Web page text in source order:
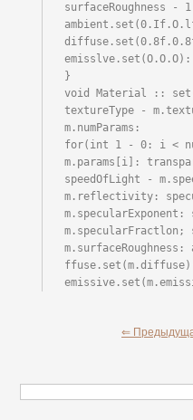
surfaceRoughness -
emisslve.set(O.O.O):
}
void Material ::
textureType -
m.numParams:
for(int 1 - 0: i <
m.params[i]:
speedOfLight -
m.reflectivity:
m.specularFractlon;
⇐